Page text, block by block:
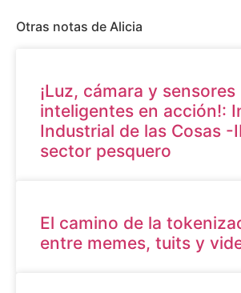
Otras notas de Alicia
¡Luz, cámara y sensores
inteligentes en acción!:
Industrial de las Cosas -
sector pesquero
El camino de la
entre memes, tuits y